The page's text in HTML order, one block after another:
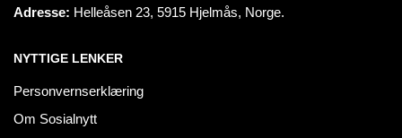
Adresse: Helleåsen 23, 5915 Hjelmås, Norge.
NYTTIGE LENKER
Personvernserklæring
Om Sosialnytt